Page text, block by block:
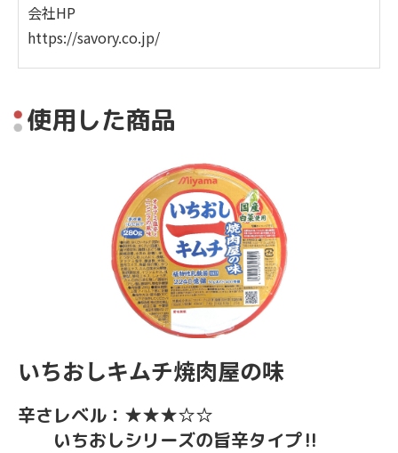
会社HP
https://savory.co.jp/
使⽤した商品
いちおしキムチ焼肉屋の味
辛さレベル：★★★☆☆
いちおしシリーズの旨辛タイプ‼